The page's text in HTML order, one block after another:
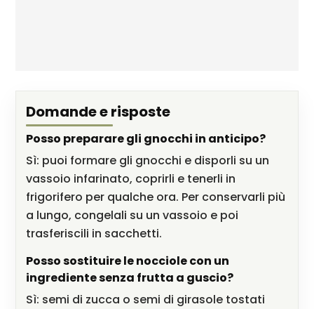
Domande e risposte
Posso preparare gli gnocchi in anticipo?
Sì: puoi formare gli gnocchi e disporli su un
vassoio infarinato, coprirli e tenerli in
frigorifero per qualche ora. Per conservarli più
a lungo, congelali su un vassoio e poi
trasferiscili in sacchetti.
Posso sostituire le nocciole con un
ingrediente senza frutta a guscio?
Sì: semi di zucca o semi di girasole tostati